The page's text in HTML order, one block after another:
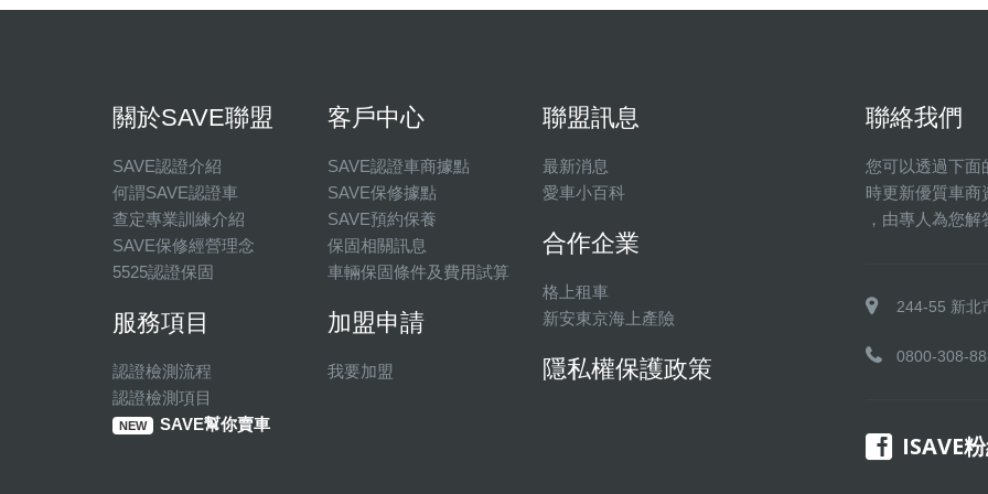
關於SAVE聯盟
SAVE認證介紹
何謂SAVE認證車
查定專業訓練介紹
SAVE保修經營理念
5525認證保固
服務項目
認證檢測流程
認證檢測項目
NEW SAVE幫你賣車
客戶中心
SAVE認證車商據點
SAVE保修據點
SAVE預約保養
保固相關訊息
車輛保固條件及費用試算
加盟申請
我要加盟
聯盟訊息
最新消息
愛車小百科
合作企業
格上租車
新安東京海上產險
隱私權保護政策
聯絡我們
您可以透過下面
時更新優質車商
，由專人為您解
244-55 新北
0800-308-
ISAVE